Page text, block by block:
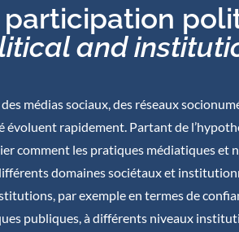
participation
and
des médias sociaux, des réseaux
évoluent rapidement. Partant de
comment les pratiques médiatiques et
domaines sociétaux et
par exemple en termes de
publiques, à différents niveaux